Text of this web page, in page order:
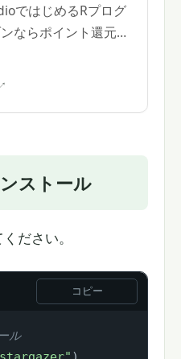
ではじめるRプログ
ならポイント還元本
ストール
ださい。
コピー
ル